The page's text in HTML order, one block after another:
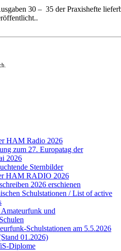
30 – 35 der Praxishefte
HAM Radio 2026
zum 27. Europatag der
2026
Sternbilder
HAM RADIO 2026
2026 erschienen
Schulstationen / List of active
und
Schulstationen am 5.5.2026
01.2026)
Diplome